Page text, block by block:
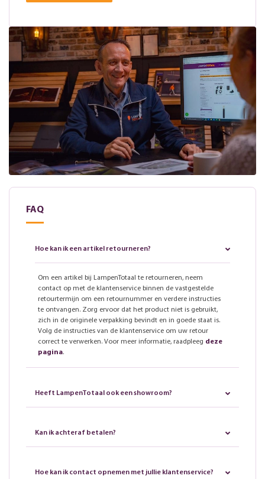
FAQ
Hoe kan ik een artikel retourneren?
Om een artikel bij LampenTotaal te retourneren, neem
contact op met de klantenservice binnen de vastgestelde
retourtermijn om een retournummer en verdere instructies
te ontvangen. Zorg ervoor dat het product niet is gebruikt,
zich in de originele verpakking bevindt en in goede staat is.
Volg de instructies van de klantenservice om uw retour
correct te verwerken. Voor meer informatie, raadpleeg deze
pagina.
Heeft LampenTotaal ook een showroom?
Kan ik achteraf betalen?
Hoe kan ik contact opnemen met jullie klantenservice?